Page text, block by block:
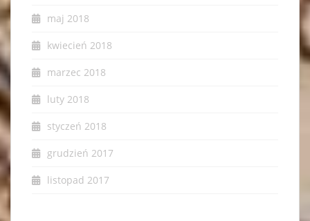
maj 2018
kwiecień 2018
marzec 2018
luty 2018
styczeń 2018
grudzień 2017
listopad 2017